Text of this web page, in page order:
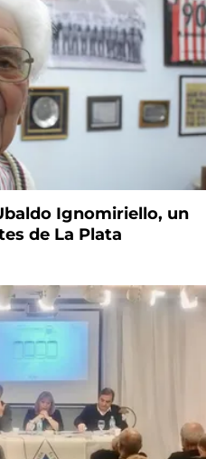
Ignomiriello, un
de La Plata